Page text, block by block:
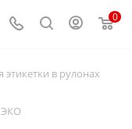
0
в рулонах
ЭКО